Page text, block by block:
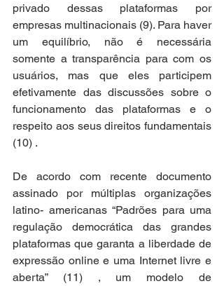
privado dessas plataformas por
empresas multinacionais (9). Para haver
um equilíbrio, não é necessária
somente a transparência para com os
usuários, mas que eles participem
efetivamente das discussões sobre o
funcionamento das plataformas e o
respeito aos seus direitos fundamentais
(10) .
De acordo com recente documento
assinado por múltiplas organizações
latino- americanas “Padrões para uma
regulação democrática das grandes
plataformas que garanta a liberdade de
expressão online e uma Internet livre e
aberta” (11) , um modelo de